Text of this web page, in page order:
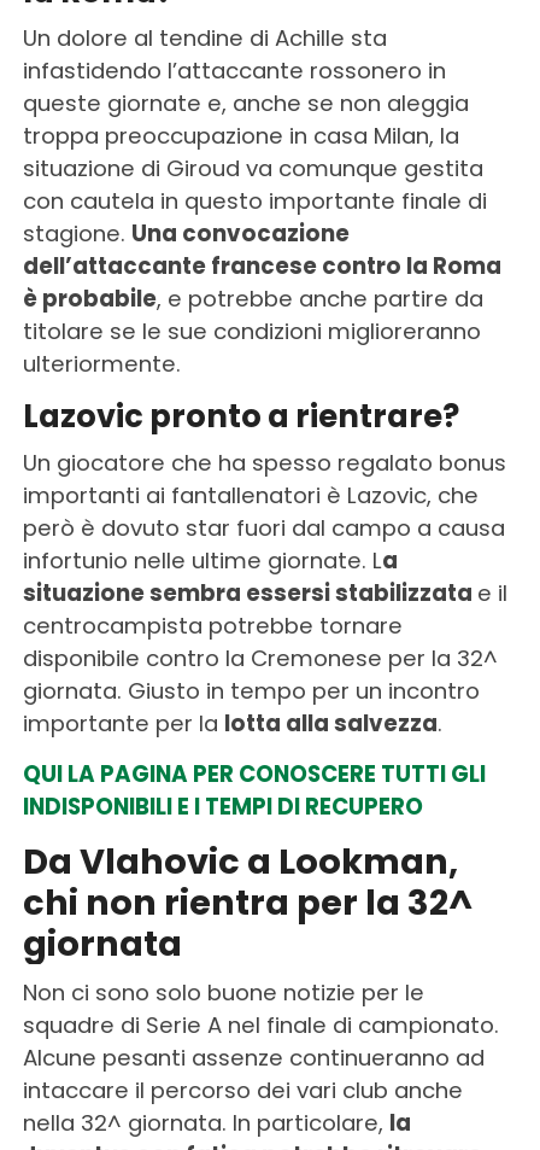
Un dolore al tendine di Achille sta
infastidendo l’attaccante rossonero in
queste giornate e, anche se non aleggia
troppa preoccupazione in casa Milan, la
situazione di Giroud va comunque gestita
con cautela in questo importante finale di
stagione. Una convocazione
dell’attaccante francese contro la Roma
è probabile, e potrebbe anche partire da
titolare se le sue condizioni miglioreranno
ulteriormente.
Lazovic pronto a rientrare?
Un giocatore che ha spesso regalato bonus
importanti ai fantallenatori è Lazovic, che
però è dovuto star fuori dal campo a causa
infortunio nelle ultime giornate. La
situazione sembra essersi stabilizzata e il
centrocampista potrebbe tornare
disponibile contro la Cremonese per la 32^
giornata. Giusto in tempo per un incontro
importante per la lotta alla salvezza.
QUI LA PAGINA PER CONOSCERE TUTTI GLI
INDISPONIBILI E I TEMPI DI RECUPERO
Da Vlahovic a Lookman,
chi non rientra per la 32^
giornata
Non ci sono solo buone notizie per le
squadre di Serie A nel finale di campionato.
Alcune pesanti assenze continueranno ad
intaccare il percorso dei vari club anche
nella 32^ giornata. In particolare, la